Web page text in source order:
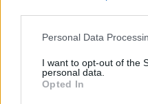
Personal Data
I want to opt-out of the
personal data.
Opted In
E
X
Unidade ou elemento de
T E
M